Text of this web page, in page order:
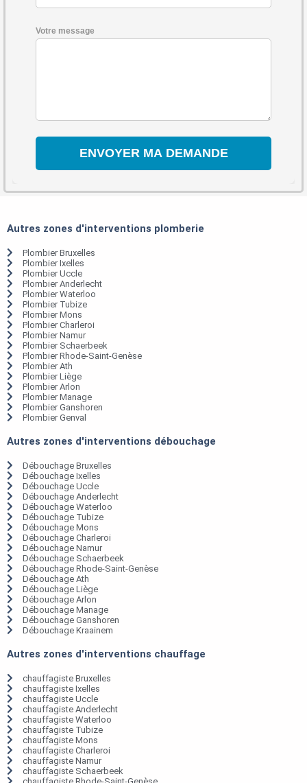
Votre message
Autres zones d'interventions plomberie
Plombier Bruxelles
Plombier Ixelles
Plombier Uccle
Plombier Anderlecht
Plombier Waterloo
Plombier Tubize
Plombier Mons
Plombier Charleroi
Plombier Namur
Plombier Schaerbeek
Plombier Rhode-Saint-Genèse
Plombier Ath
Plombier Liège
Plombier Arlon
Plombier Manage
Plombier Ganshoren
Plombier Genval
Autres zones d'interventions débouchage
Débouchage Bruxelles
Débouchage Ixelles
Débouchage Uccle
Débouchage Anderlecht
Débouchage Waterloo
Débouchage Tubize
Débouchage Mons
Débouchage Charleroi
Débouchage Namur
Débouchage Schaerbeek
Débouchage Rhode-Saint-Genèse
Débouchage Ath
Débouchage Liège
Débouchage Arlon
Débouchage Manage
Débouchage Ganshoren
Débouchage Kraainem
Autres zones d'interventions chauffage
chauffagiste Bruxelles
chauffagiste Ixelles
chauffagiste Uccle
chauffagiste Anderlecht
chauffagiste Waterloo
chauffagiste Tubize
chauffagiste Mons
chauffagiste Charleroi
chauffagiste Namur
chauffagiste Schaerbeek